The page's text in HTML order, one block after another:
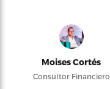
Moises Cortés
Consultor Financiero